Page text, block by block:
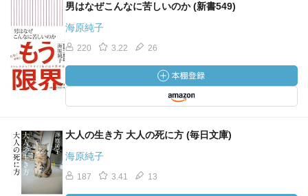
男はなぜこんなに苦しいのか (新書549)
海原純子
220 3.22 26
大人の生き方 大人の死に方 (毎日文庫)
海原純子
187 3.41 13